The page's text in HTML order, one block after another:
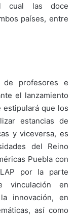
cual las doce
países, entre
de profesores e
el lanzamiento
estipulará que los
estancias de
y viceversa, es
del Reino
Puebla con
por la parte
vinculación en
innovación, en
así como